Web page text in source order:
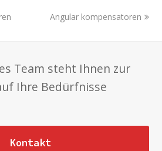
next
Angular kompensatoren
Team steht Ihnen zur
Ihre Bedürfnisse
Kontakt